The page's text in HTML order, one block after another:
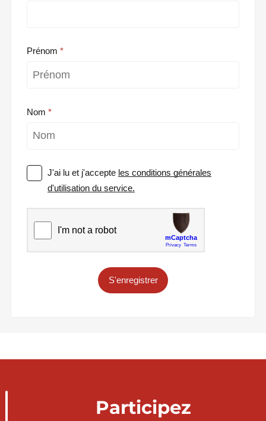
Prénom
Nom
J'ai lu et j'accepte les conditions générales
d'utilisation du service.
S'enregistrer
Participez